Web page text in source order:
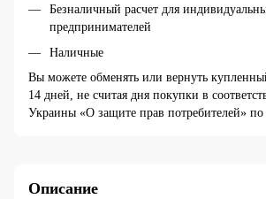
Безналичный расчет для
предпринимателей
Наличные
Вы можете обменять или вернуть
14 дней, не считая дня покупки в
Украины «О защите прав потребителей»
Описание